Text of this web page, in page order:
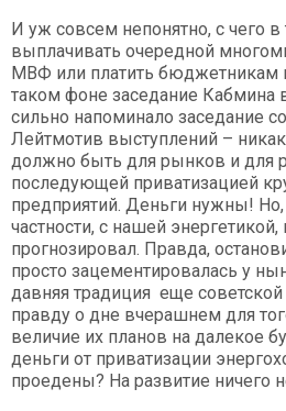
И уж совсем непонятно, с чего
выплачивать очередной
МВФ или платить бюджетникам
таком фоне заседание Кабмина
сильно напоминало заседание
Лейтмотив выступлений –
должно быть для рынков и для
последующей приватизацией
предприятий. Деньги нужны!
частности, с нашей энергетикой,
прогнозировал. Правда,
просто зацементировалась у
давняя традиция еще советской
правду о дне вчерашнем для
величие их планов на далекое
деньги от приватизации
проедены? На развитие ничего